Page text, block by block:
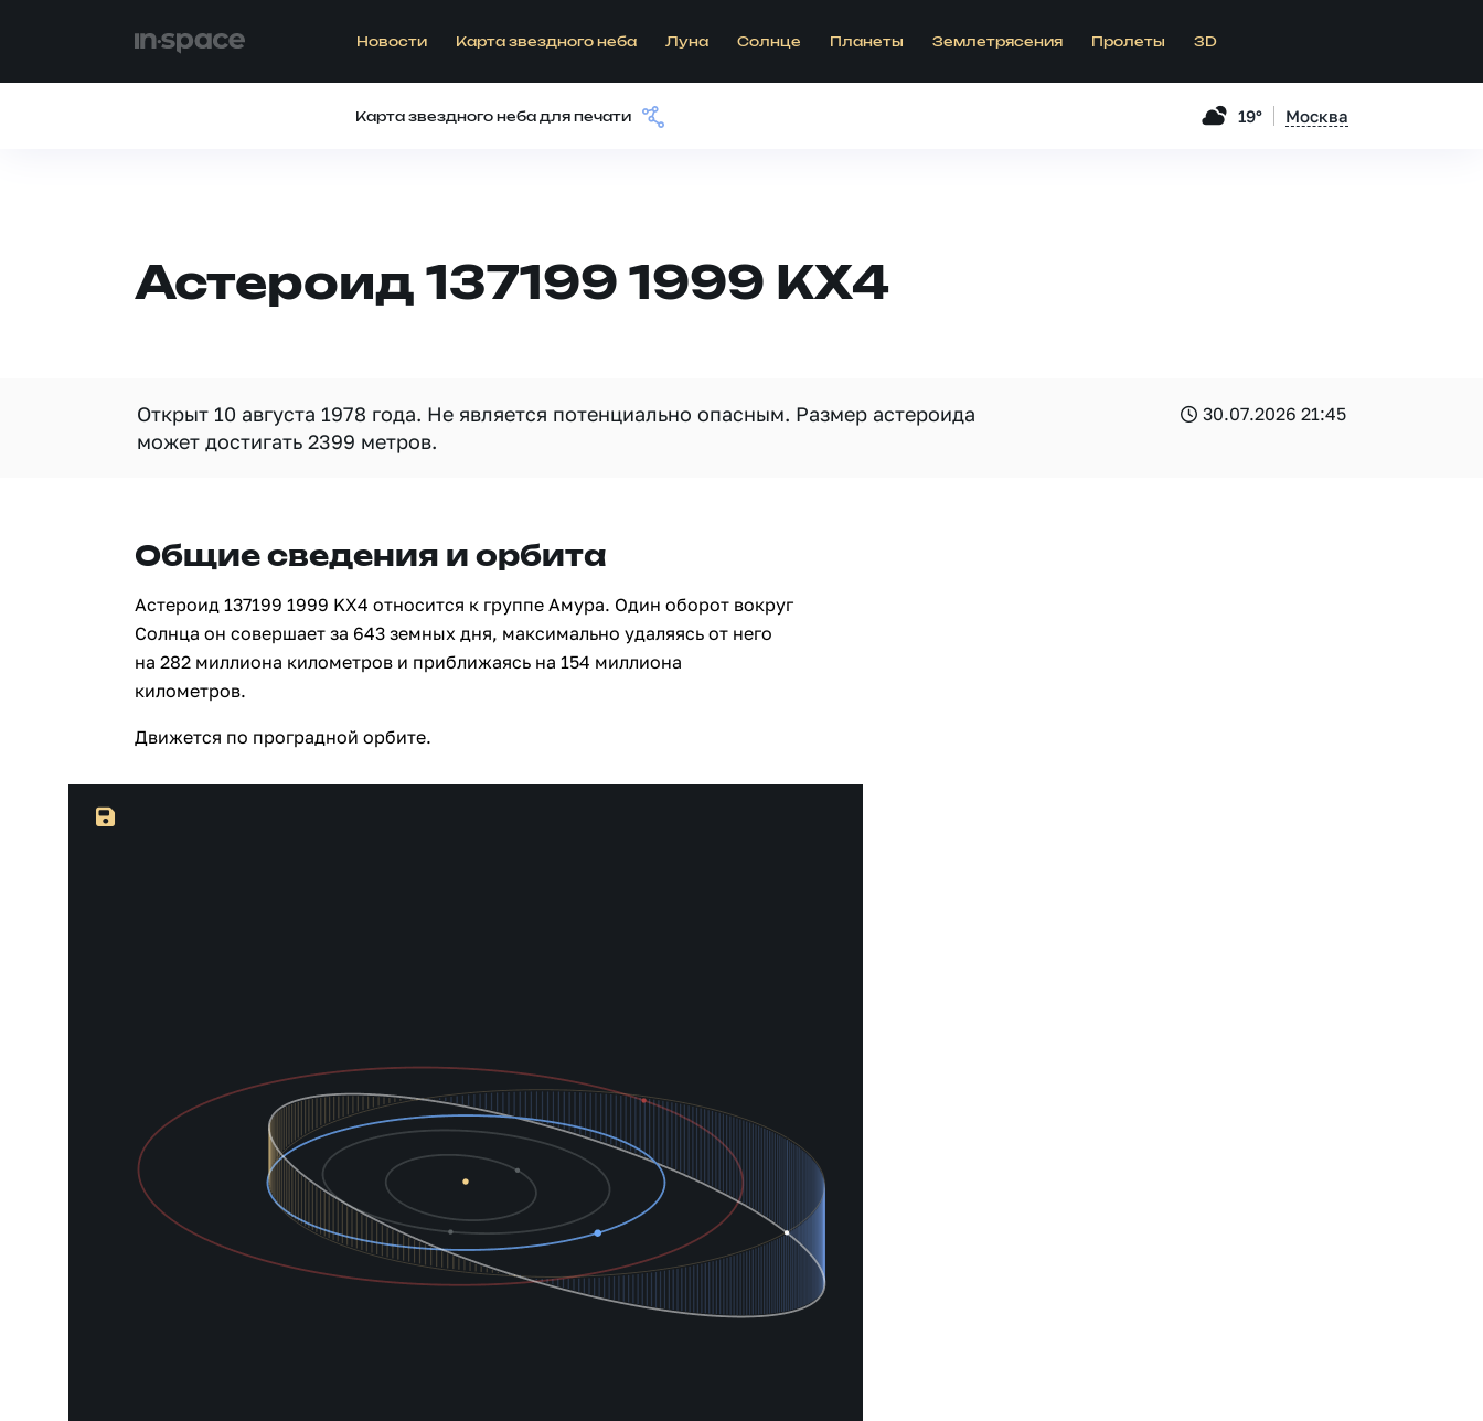
Новости Карта звездного неба Луна Солнце Планеты Землетрясения Пролеты 3D
Карта звездного неба для печати 19° Москва
Астероид 137199 1999 KX4
Открыт 10 августа 1978 года. Не является потенциально опасным. Размер астероида
может достигать 2399 метров.
30.07.2026 21:45
Общие сведения и орбита
Астероид 137199 1999 KX4 относится к группе Амура. Один оборот вокруг
Солнца он совершает за 643 земных дня, максимально удаляясь от него
на 282 миллиона километров и приближаясь на 154 миллиона
километров.
Движется по проградной орбите.